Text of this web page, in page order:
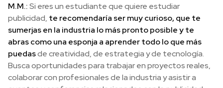
M.M.:Si eres un estudiante que quiere estudiar
publicidad, te recomendaría ser muy curioso, que te
sumerjas en la industria lo más pronto posible y te
abras como una esponja a aprender todo lo que más
puedasde creatividad, de estrategia y de tecnología.
Busca oportunidades para trabajar en proyectos reales,
colaborar con profesionales de la industria y asistir a